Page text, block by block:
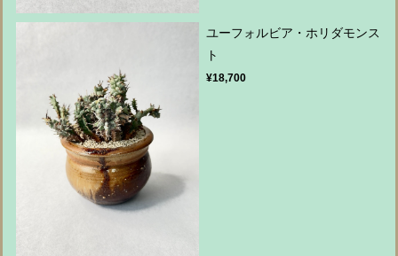
ユーフォルビア・ホリダモンス
ト
¥18,700